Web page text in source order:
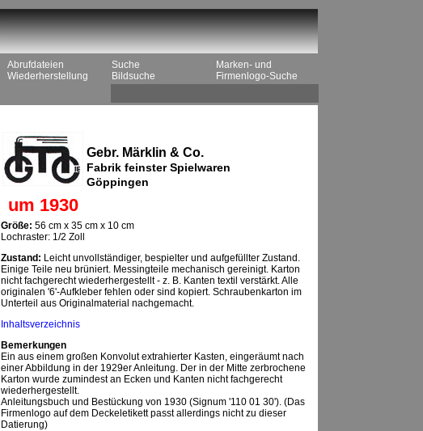
Abrufdateien
Wiederherstellung
Suche
Bildsuche
Marken- und
Firmenlogo-Suche
Gebr. Märklin & Co.
Fabrik feinster Spielwaren
Göppingen
um 1930
Größe: 56 cm x 35 cm x 10 cm
Lochraster: 1/2 Zoll
Zustand: Leicht unvollständiger, bespielter und aufgefüllter Zustand.
Einige Teile neu brüniert. Messingteile mechanisch gereinigt. Karton
nicht fachgerecht wiederhergestellt - z. B. Kanten textil verstärkt. Alle
originalen '6'-Aufkleber fehlen oder sind kopiert. Schraubenkarton im
Unterteil aus Originalmaterial nachgemacht.
Inhaltsverzeichnis
Bemerkungen
Ein aus einem großen Konvolut extrahierter Kasten, eingeräumt nach
einer Abbildung in der 1929er Anleitung. Der in der Mitte zerbrochene
Karton wurde zumindest an Ecken und Kanten nicht fachgerecht
wiederhergestellt.
Anleitungsbuch und Bestückung von 1930 (Signum '110 01 30'). (Das
Firmenlogo auf dem Deckeletikett passt allerdings nicht zu dieser
Datierung)